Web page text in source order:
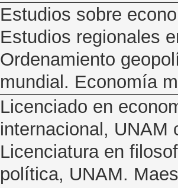
Estudios sobre
Estudios regionales
Ordenamiento
mundial. Economía
Licenciado en
internacional, UNAM
Licenciatura en
política, UNAM.